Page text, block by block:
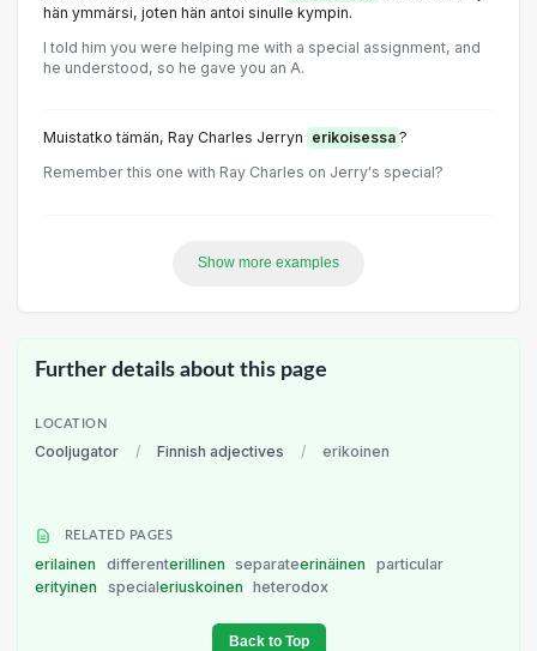
hän ymmärsi, joten hän antoi sinulle kympin.
I told him you were helping me with a special assignment, and
he understood, so he gave you an A.
Muistatko tämän, Ray Charles Jerryn erikoisessa ?
Remember this one with Ray Charles on Jerry's special?
Show more examples
Further details about this page
LOCATION
Cooljugator / Finnish adjectives / erikoinen
RELATED PAGES
erilainen differenterillinen separateerinäinen
particular
erityinen
specialeriuskoinen heterodox
Back to Top